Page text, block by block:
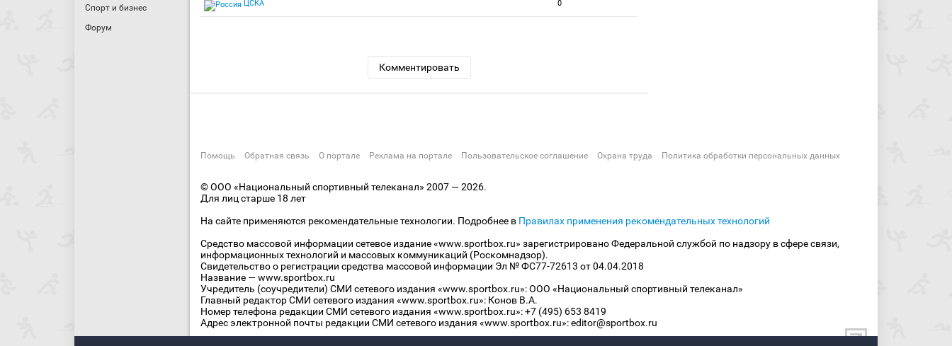
Спорт и бизнес
Форум
ЦСКА 0
Комментировать
Помощь Обратная связь О портале Реклама на портале Пользовательское соглашение Охрана труда Политика обработки персональных данных
© ООО «Национальный спортивный телеканал» 2007 — 2026.
Для лиц старше 18 лет
На сайте применяются рекомендательные технологии. Подробнее в Правилах применения рекомендательных технологий
Средство массовой информации сетевое издание «www.sportbox.ru» зарегистрировано Федеральной службой по надзору в сфере связи,
информационных технологий и массовых коммуникаций (Роскомнадзор).
Свидетельство о регистрации средства массовой информации Эл № ФС77-72613 от 04.04.2018
Название — www.sportbox.ru
Учредитель (соучредители) СМИ сетевого издания «www.sportbox.ru»: ООО «Национальный спортивный телеканал»
Главный редактор СМИ сетевого издания «www.sportbox.ru»: Конов В.А.
Номер телефона редакции СМИ сетевого издания «www.sportbox.ru»: +7 (495) 653 8419
Адрес электронной почты редакции СМИ сетевого издания «www.sportbox.ru»: editor@sportbox.ru